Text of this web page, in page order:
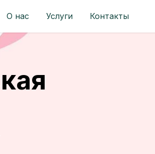
О нас Услуги Контакты